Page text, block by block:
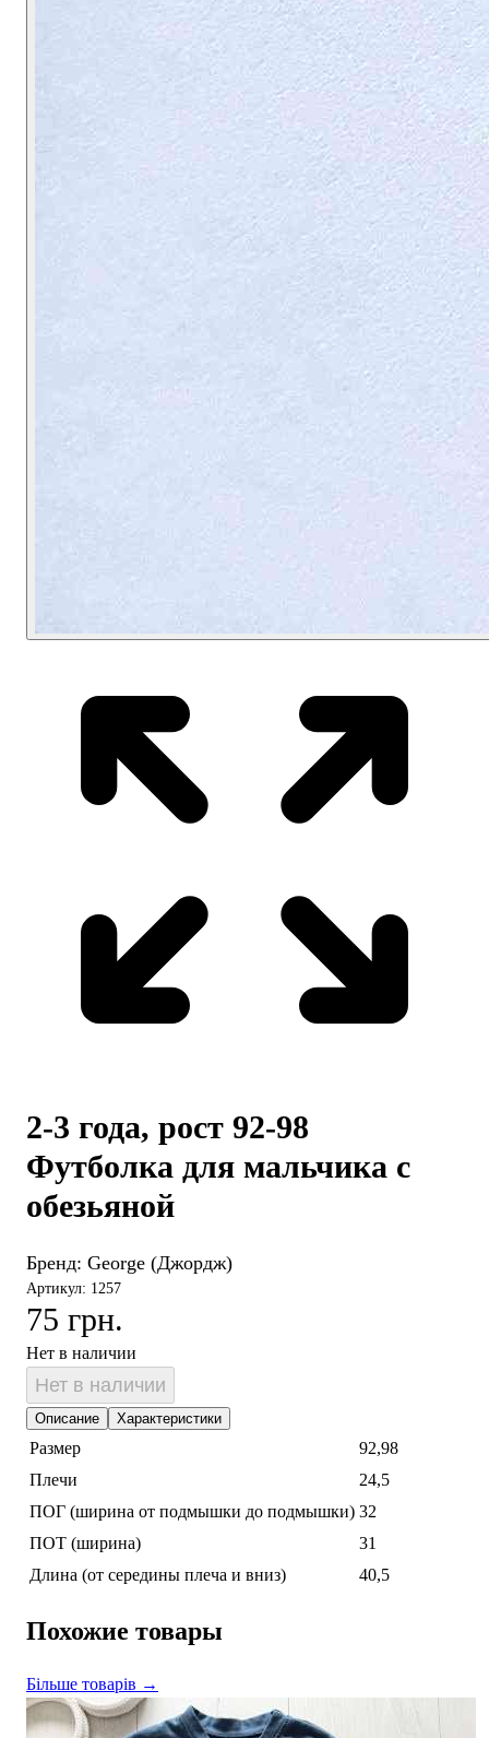
2-3 года, рост 92-98
Футболка для мальчика с
обезьяной
Бренд: George (Джордж)
Артикул: 1257
75 грн.
Нет в наличии
Нет в наличии
Описание Характеристики
Размер
92,98
Плечи
24,5
ПОГ (ширина от подмышки до подмышки) 32
ПОТ (ширина)
31
Длина (от середины плеча и вниз)
40,5
Похожие товары
Більше товарів →